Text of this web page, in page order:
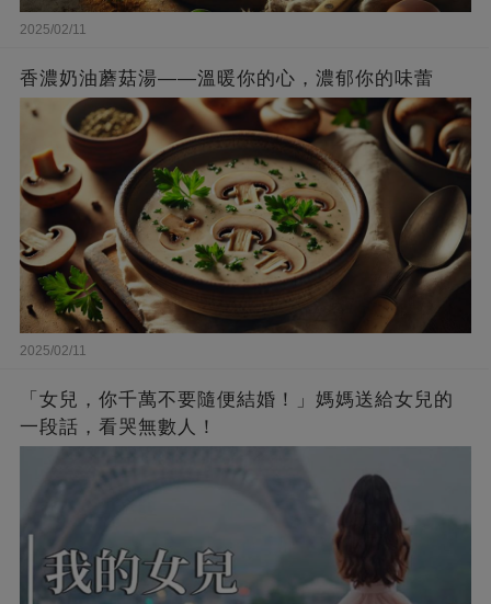
2025/02/11
香濃奶油蘑菇湯——溫暖你的心，濃郁你的味蕾
2025/02/11
「女兒，你千萬不要隨便結婚！」媽媽送給女兒的
一段話，看哭無數人！